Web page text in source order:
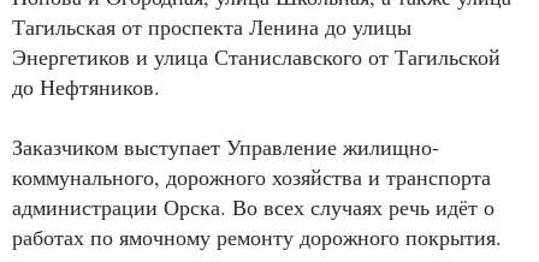
Тагильская от проспекта Ленина до улицы
Энергетиков и улица Станиславского от Тагильской
до Нефтяников.
Заказчиком выступает Управление жилищно-
коммунального, дорожного хозяйства и транспорта
администрации Орска. Во всех случаях речь идёт о
работах по ямочному ремонту дорожного покрытия.